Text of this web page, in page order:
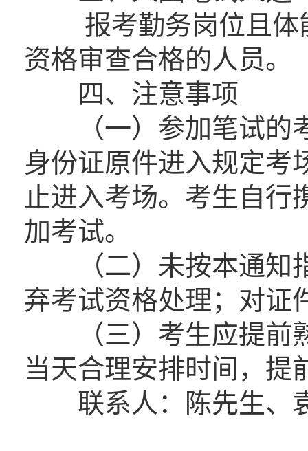
报考勤务岗位且体
资格审查合格的人员。
四、注意事项
（一）参加笔试的考
身份证原件进入规定考
止进入考场。考生自行
加考试。
（二）未按本通知指
弃考试资格处理；对证
（三）考生应提前熟
当天合理安排时间，提
联系人：陈先生、袁